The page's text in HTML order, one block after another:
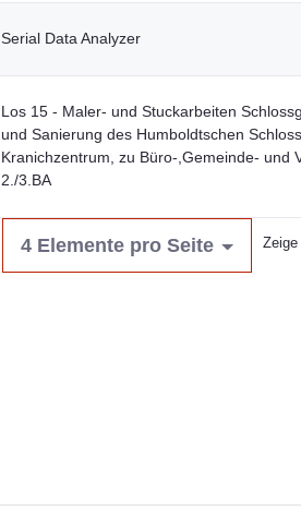
Serial Data Analyzer
Los 15 - Maler- und Stuckarbeiten
und Sanierung des Humboldtschen
Kranichzentrum, zu Büro-,Gemeinde- und
2./3.BA
4 Elemente pro Seite